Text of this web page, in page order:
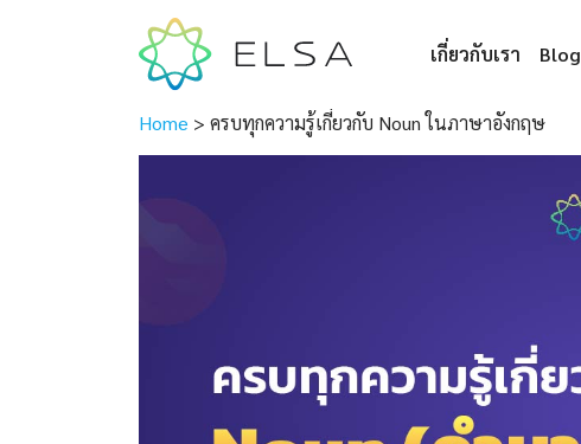
เกี่ยวกับเรา Blog
Home > ครบทุกความรู้เกี่ยวกับ Noun ในภาษาอังกฤษ